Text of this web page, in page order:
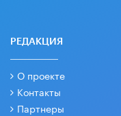
РЕДАКЦИЯ
О проекте
Контакты
Партнеры